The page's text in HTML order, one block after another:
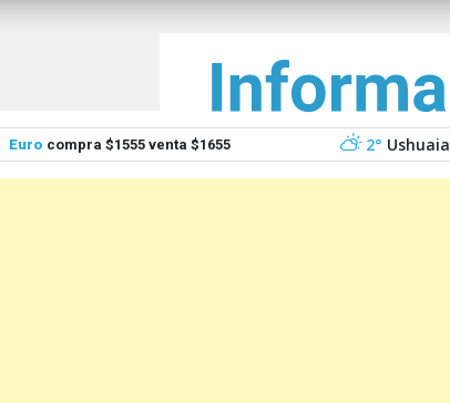
Euro compra $1555 venta $1655 2° Ushuaia